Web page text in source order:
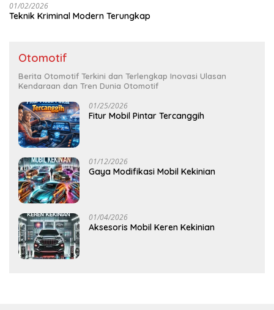
01/02/2026
Teknik Kriminal Modern Terungkap
Otomotif
Berita Otomotif Terkini dan Terlengkap Inovasi Ulasan
Kendaraan dan Tren Dunia Otomotif
01/25/2026
Fitur Mobil Pintar Tercanggih
01/12/2026
Gaya Modifikasi Mobil Kekinian
01/04/2026
Aksesoris Mobil Keren Kekinian